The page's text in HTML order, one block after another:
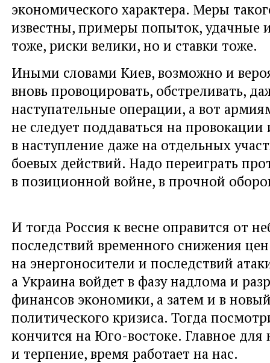
экономического характера. Меры
известны, примеры попыток, удачные
тоже, риски велики, но и ставки тоже.
Иными словами Киев, возможно и
вновь провоцировать, обстреливать,
наступательные операции, а вот
не следует поддаваться на провокации
в наступление даже на отдельных
боевых действий. Надо переиграть
в позиционной войне, в прочной
И тогда Россия к весне оправится от
последствий временного снижения цен
на энергоносители и последствий
а Украина войдет в фазу надлома и
финансов экономики, а затем и в
политического кризиса. Тогда
кончится на Юго-востоке. Главное
и терпение, время работает на нас.